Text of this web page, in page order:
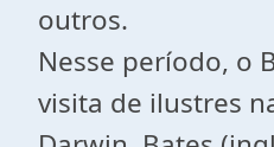
outros.
Nesse período, o
visita de ilustres